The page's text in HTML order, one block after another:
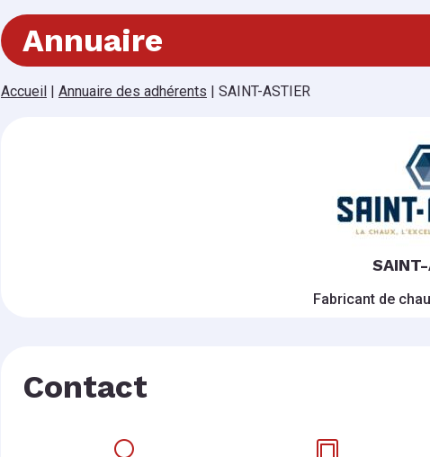
Annuaire
Accueil | Annuaire des adhérents | SAINT-ASTIER
Fabricant de
Contact